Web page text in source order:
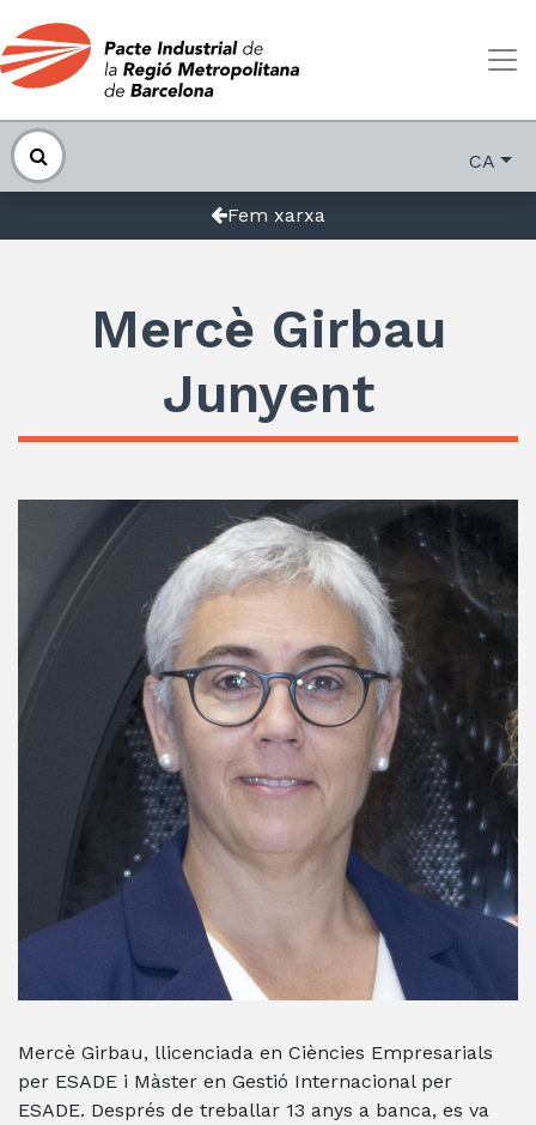
CA
Fem xarxa
Mercè Girbau
Junyent
Mercè Girbau, llicenciada en Ciències Empresarials
per ESADE i Màster en Gestió Internacional per
ESADE. Després de treballar 13 anys a banca, es va